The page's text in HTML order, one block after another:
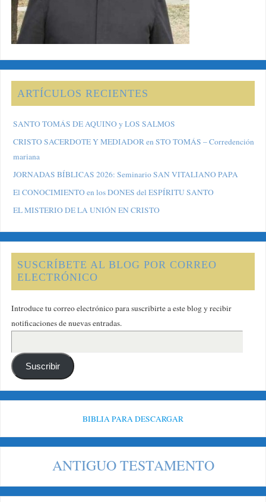
ARTÍCULOS RECIENTES
SANTO TOMÁS DE AQUINO y LOS SALMOS
CRISTO SACERDOTE Y MEDIADOR en STO TOMÁS – Corredención
mariana
JORNADAS BÍBLICAS 2026: Seminario SAN VITALIANO PAPA
El CONOCIMIENTO en los DONES del ESPÍRITU SANTO
EL MISTERIO DE LA UNIÓN EN CRISTO
SUSCRÍBETE AL BLOG POR CORREO
ELECTRÓNICO
Introduce tu correo electrónico para suscribirte a este blog y recibir
notificaciones de nuevas entradas.
Suscribir
BIBLIA PARA DESCARGAR
ANTIGUO TESTAMENTO